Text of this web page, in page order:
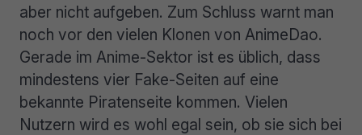
aber nicht aufgeben. Zum Schluss warnt man
noch vor den vielen Klonen von AnimeDao.
Gerade im Anime-Sektor ist es üblich, dass
mindestens vier Fake-Seiten auf eine
bekannte Piratenseite kommen. Vielen
Nutzern wird es wohl egal sein, ob sie sich bei